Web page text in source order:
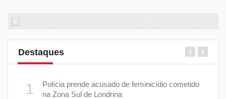
Destaques
1
Polícia prende acusado de feminicídio cometido
na Zona Sul de Londrina